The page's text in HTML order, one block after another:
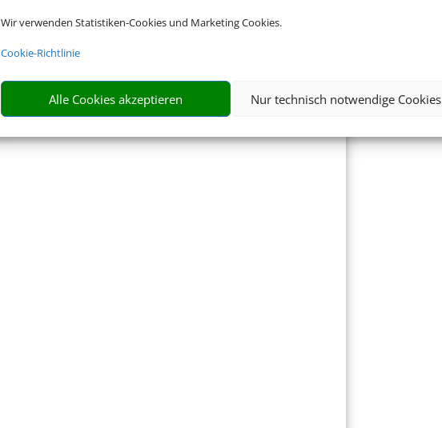
Wir verwenden Statistiken-Cookies und Marketing Cookies.
Cookie-Richtlinie
Alle Cookies akzeptieren Nur technisch notwendige Cookies